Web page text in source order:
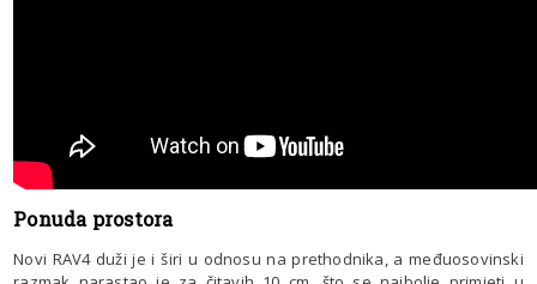
Ponuda prostora
Novi RAV4 duži je i širi u odnosu na prethodnika, a međuosovinski